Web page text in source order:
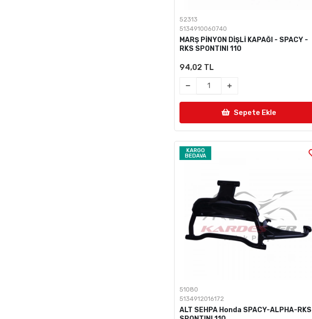
52313
5134910060740
MARŞ PİNYON DİŞLİ KAPAĞI - SPACY -
RKS SPONTINI 110
94,02 TL
Sepete Ekle
KARGO
BEDAVA
51080
5134912016172
ALT SEHPA Honda SPACY-ALPHA-RKS